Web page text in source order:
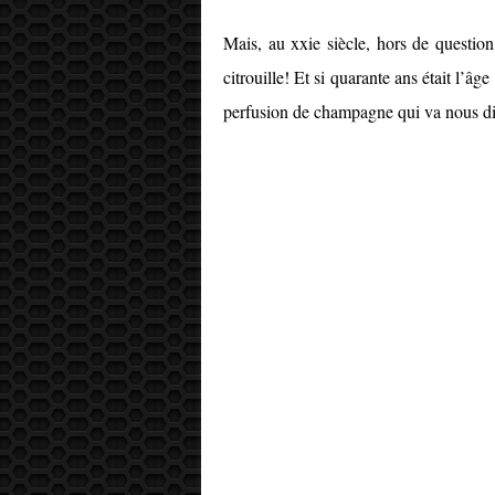
Mais, au xxie siècle, hors de
citrouille! Et si quarante ans était
perfusion de champagne qui va nous